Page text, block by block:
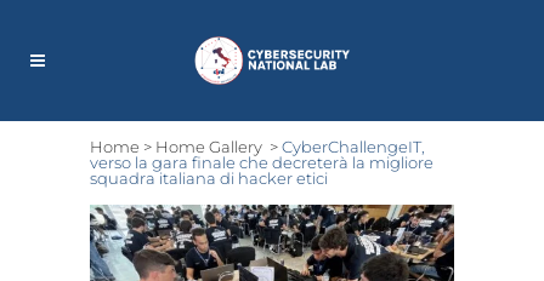
Home > Home Gallery >CyberChallengeIT,
verso la gara finale che decreterà la migliore
squadra italiana di hacker etici